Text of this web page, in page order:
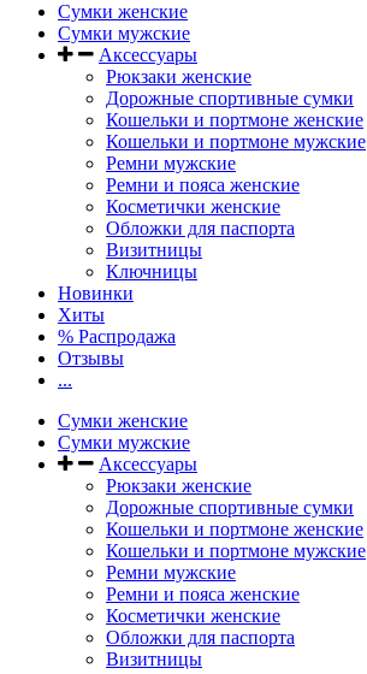
Сумки женские
Сумки мужские
Аксессуары
Рюкзаки женские
Дорожные спортивные сумки
Кошельки и портмоне женские
Кошельки и портмоне мужские
Ремни мужские
Ремни и пояса женские
Косметички женские
Обложки для паспорта
Визитницы
Ключницы
Новинки
Хиты
% Распродажа
Отзывы
...
Сумки женские
Сумки мужские
Аксессуары
Рюкзаки женские
Дорожные спортивные сумки
Кошельки и портмоне женские
Кошельки и портмоне мужские
Ремни мужские
Ремни и пояса женские
Косметички женские
Обложки для паспорта
Визитницы